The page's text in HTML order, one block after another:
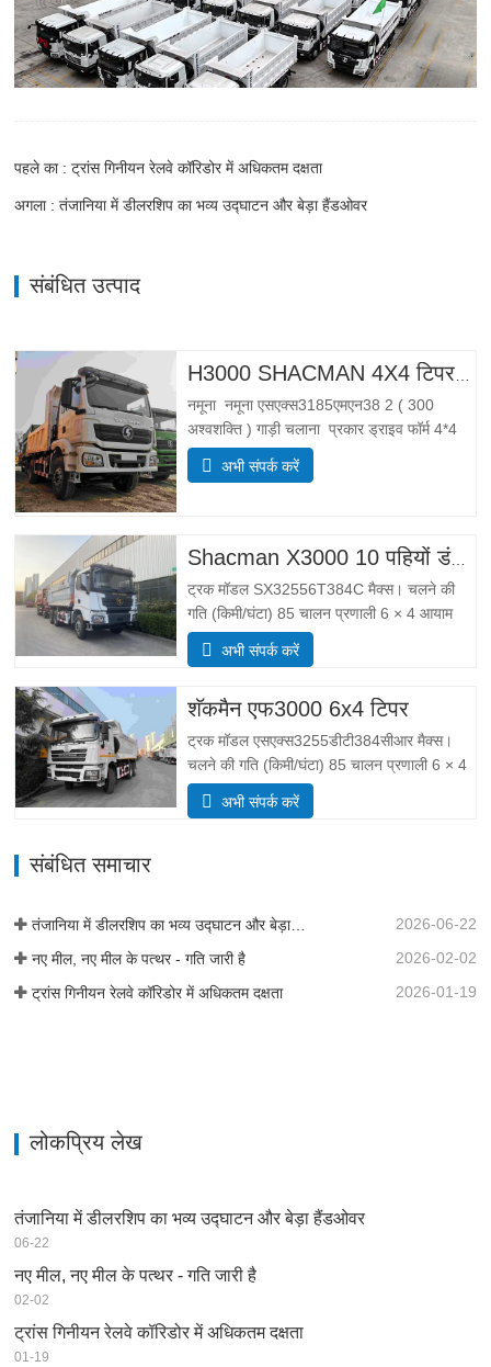
पहले का : ट्रांस गिनीयन रेलवे कॉरिडोर में अधिकतम दक्षता
अगला : तंजानिया में डीलरशिप का भव्य उद्घाटन और बेड़ा हैंडओवर
संबंधित उत्पाद
नमूना नमूना एसएक्स3185एमएन38 2 ( 300
अश्वशक्ति ) गाड़ी चलाना प्रकार ड्राइव फॉर्म 4*4
वज़न वजन पैरामीटर पूरा निंयत्रण रखना द्रव्यमान
(किग्रा) वजन नियंत्रण 55 00 सकल (किलो)
अभी संपर्क करें
Shacman X3000 10 पहियों डंप ट्रक
ट्रक मॉडल SX32556T384C मैक्स। चलने की
गति (किमी/घंटा) 85 चालन प्रणाली 6 × 4 आयाम
(एल * डब्ल्यू * एच) (मिमी) कुल मिलाकर
8385*2490*3450 डंप बॉडी 5600*2300*1500
प्रणाली मिडिल लिफ्टिंग या फ्रंट लिफ्टिंग HYVA…
अभी संपर्क करें
शॅकमैन एफ3000 6x4 टिपर
ट्रक मॉडल एसएक्स3255डीटी384सीआर मैक्स।
चलने की गति (किमी/घंटा) 85 चालन प्रणाली 6 × 4
आयाम (एल * डब्ल्यू * एच) (मिमी) कुल मिलाकर
8385*2490*3450 डंप बॉडी 5600*2300*1500
अभी संपर्क करें
संबंधित समाचार
तंजानिया में डीलरशिप का भव्य उद्घाटन और बेड़ा हैंडओवर 2026-06-22
नए मील, नए मील के पत्थर - गति जारी है 2026-02-02
ट्रांस गिनीयन रेलवे कॉरिडोर में अधिकतम दक्षता 2026-01-19
लोकप्रिय लेख
तंजानिया में डीलरशिप का भव्य उद्घाटन और बेड़ा हैंडओवर
06-22
नए मील, नए मील के पत्थर - गति जारी है
02-02
ट्रांस गिनीयन रेलवे कॉरिडोर में अधिकतम दक्षता
01-19